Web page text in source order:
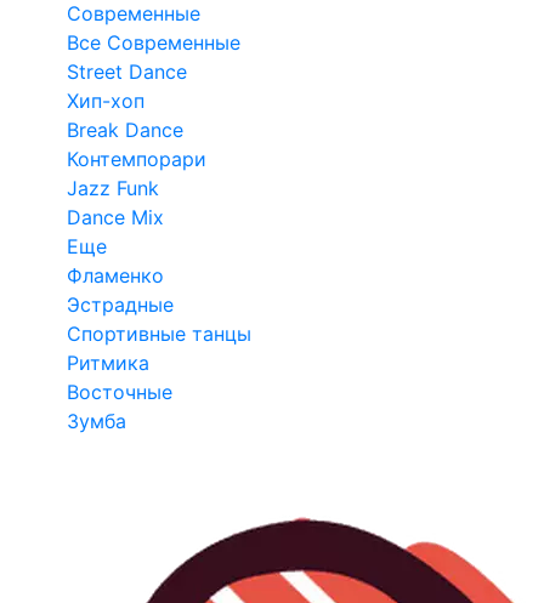
Современные
Все Современные
Street Dance
Хип-хоп
Break Dance
Контемпорари
Jazz Funk
Dance Mix
Еще
Фламенко
Эстрадные
Спортивные танцы
Ритмика
Восточные
Зумба